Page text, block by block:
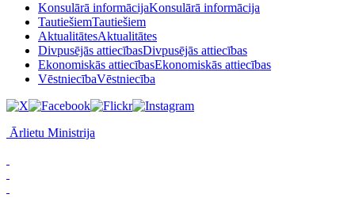
Konsulārā informācijaKonsulārā informācija
TautiešiemTautiešiem
AktualitātesAktualitātes
Divpusējās attiecībasDivpusējās attiecības
Ekonomiskās attiecībasEkonomiskās attiecības
VēstniecībaVēstniecība
Ārlietu Ministrija